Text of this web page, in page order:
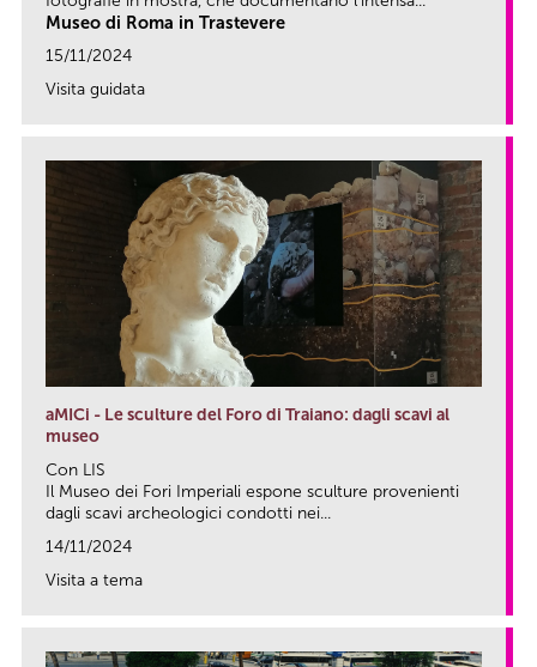
Museo di Roma in Trastevere
15/11/2024
Visita guidata
aMICi - Le sculture del Foro di Traiano: dagli scavi al
museo
Con LIS
Il Museo dei Fori Imperiali espone sculture provenienti
dagli scavi archeologici condotti nei...
14/11/2024
Visita a tema